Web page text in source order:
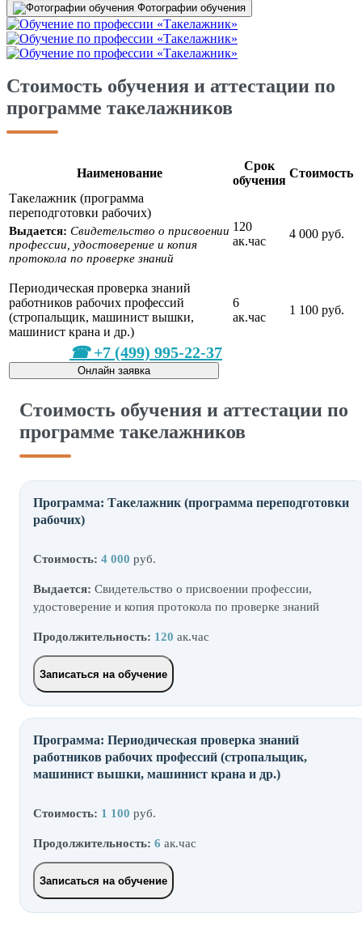
Фотографии обучения
Стоимость обучения и аттестации по
программе такелажников
Наименование
Срок
обучения
Стоимость
Такелажник (программа
переподготовки рабочих)
Выдается: Cвидетельство о присвоении
профессии, удостоверение и копия
протокола по проверке знаний
120
ак.час
4 000 руб.
Периодическая проверка знаний
работников рабочих профессий
(стропальщик, машинист вышки,
машинист крана и др.)
6
ак.час
1 100 руб.
+7 (499) 995-22-37
Онлайн заявка
Стоимость обучения и аттестации по
программе такелажников
Программа: Такелажник (программа переподготовки
рабочих)
Стоимость: 4 000 руб.
Выдается: Cвидетельство о присвоении профессии,
удостоверение и копия протокола по проверке знаний
Продолжительность: 120 ак.час
Записаться на обучение
Программа: Периодическая проверка знаний
работников рабочих профессий (стропальщик,
машинист вышки, машинист крана и др.)
Стоимость: 1 100 руб.
Продолжительность: 6 ак.час
Записаться на обучение